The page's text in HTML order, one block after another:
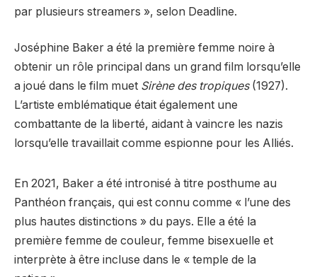
par plusieurs streamers », selon Deadline.
Joséphine Baker a été la première femme noire à
obtenir un rôle principal dans un grand film lorsqu’elle
a joué dans le film muet Sirène des tropiques (1927).
L’artiste emblématique était également une
combattante de la liberté, aidant à vaincre les nazis
lorsqu’elle travaillait comme espionne pour les Alliés.
En 2021, Baker a été intronisé à titre posthume au
Panthéon français, qui est connu comme « l’une des
plus hautes distinctions » du pays. Elle a été la
première femme de couleur, femme bisexuelle et
interprète à être incluse dans le « temple de la